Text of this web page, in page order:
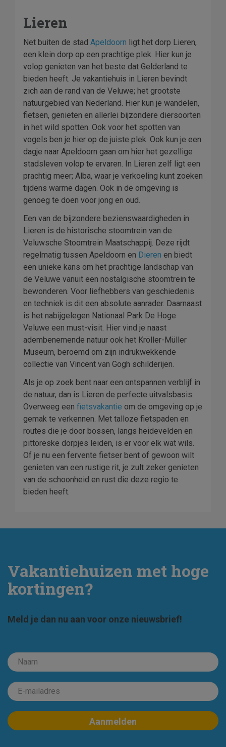
Lieren
Net buiten de stad Apeldoorn ligt het dorp Lieren,
een klein dorp op een prachtige plek. Hier kun je
volop genieten van het beste dat Gelderland te
bieden heeft. Je vakantiehuis in Lieren bevindt
zich aan de rand van de Veluwe; het grootste
natuurgebied van Nederland. Hier kun je wandelen,
fietsen, genieten en allerlei bijzondere diersoorten
in het wild spotten. Ook voor het spotten van
vogels ben je hier op de juiste plek. Ook kun je een
dagje naar Apeldoorn gaan om hier het gezellige
stadsleven volop te ervaren. In Lieren zelf ligt een
prachtig meer; Alba, waar je verkoeling kunt zoeken
tijdens warme dagen. Ook in de omgeving is
genoeg te doen voor jong en oud.
Een van de bijzondere bezienswaardigheden in
Lieren is de historische stoomtrein van de
Veluwsche Stoomtrein Maatschappij. Deze rijdt
regelmatig tussen Apeldoorn en Dieren en biedt
een unieke kans om het prachtige landschap van
de Veluwe vanuit een nostalgische stoomtrein te
bewonderen. Voor liefhebbers van geschiedenis
en techniek is dit een absolute aanrader. Daarnaast
is het nabijgelegen Nationaal Park De Hoge
Veluwe een must-visit. Hier vind je naast
adembenemende natuur ook het Kröller-Müller
Museum, beroemd om zijn indrukwekkende
collectie van Vincent van Gogh schilderijen.
Als je op zoek bent naar een ontspannen verblijf in
de natuur, dan is Lieren de perfecte uitvalsbasis.
Overweeg een fietsvakantie om de omgeving op je
gemak te verkennen. Met talloze fietspaden en
routes die je door bossen, langs heidevelden en
pittoreske dorpjes leiden, is er voor elk wat wils.
Of je nu een fervente fietser bent of gewoon wilt
genieten van een rustige rit, je zult zeker genieten
van de schoonheid en rust die deze regio te
bieden heeft.
Vakantiehuizen met hoge
kortingen?
Meld je dan nu aan voor onze nieuwsbrief!